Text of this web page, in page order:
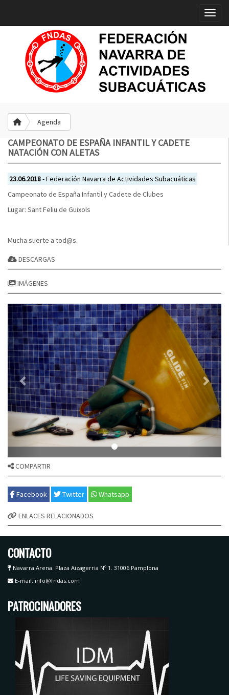
Agenda
CAMPEONATO DE ESPAÑA INFANTIL Y CADETE
NATACIÓN CON ALETAS
23.06.2018- Federación Navarra de Actividades Subacuáticas
Campeonato de España Infantil y Cadete de Clubes
Lugar: Sant Feliu de Guixols
Mucha suerte a tod@s.
DESCARGAS
IMÁGENES
COMPARTIR
Facebook Twitter Whatsapp
ENLACES RELACIONADOS
CONTACTO
Navarra Arena. Plaza Aizagerria Nº 1. 31006 Pamplona
E-mail: info@fndas.com
PATROCINADORES